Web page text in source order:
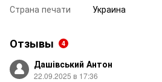
Страна печати
Украина
Отзывы 4
Дашівський Антон
22.09.2025 в 17:36